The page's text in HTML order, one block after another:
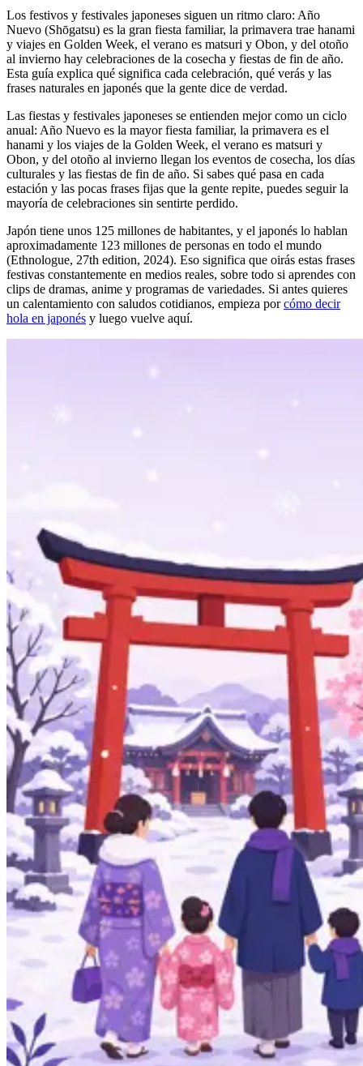
Los festivos y festivales japoneses siguen un ritmo claro: Año
Nuevo (Shōgatsu) es la gran fiesta familiar, la primavera trae hanami
y viajes en Golden Week, el verano es matsuri y Obon, y del otoño
al invierno hay celebraciones de la cosecha y fiestas de fin de año.
Esta guía explica qué significa cada celebración, qué verás y las
frases naturales en japonés que la gente dice de verdad.
Las fiestas y festivales japoneses se entienden mejor como un ciclo
anual: Año Nuevo es la mayor fiesta familiar, la primavera es el
hanami y los viajes de la Golden Week, el verano es matsuri y
Obon, y del otoño al invierno llegan los eventos de cosecha, los días
culturales y las fiestas de fin de año. Si sabes qué pasa en cada
estación y las pocas frases fijas que la gente repite, puedes seguir la
mayoría de celebraciones sin sentirte perdido.
Japón tiene unos 125 millones de habitantes, y el japonés lo hablan
aproximadamente 123 millones de personas en todo el mundo
(Ethnologue, 27th edition, 2024). Eso significa que oirás estas frases
festivas constantemente en medios reales, sobre todo si aprendes con
clips de dramas, anime y programas de variedades. Si antes quieres
un calentamiento con saludos cotidianos, empieza porcómo decir
hola en japonés y luego vuelve aquí.